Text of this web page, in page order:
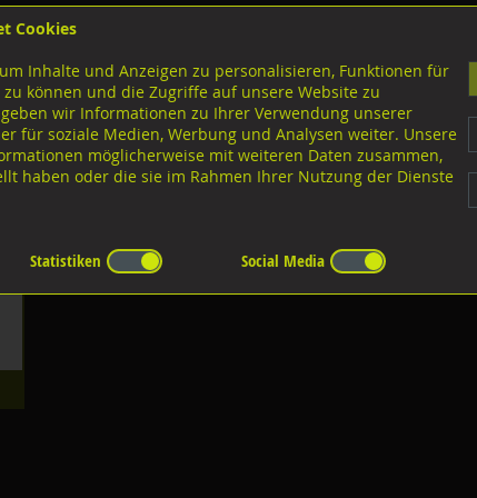
Cookies
Inhalte und Anzeigen zu personalisieren, Funktionen für
können und die Zugriffe auf unsere Website zu
wir Informationen zu Ihrer Verwendung unserer
für soziale Medien, Werbung und Analysen weiter. Unsere
möglicherweise mit weiteren Daten zusammen,
haben oder die sie im Rahmen Ihrer Nutzung der Dienste
Statistiken Social Media